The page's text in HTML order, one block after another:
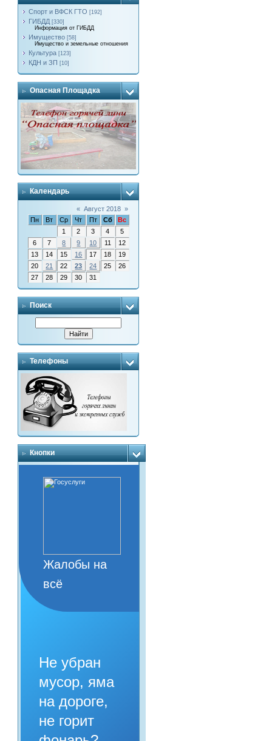
Спорт и ВФСК ГТО [192]
ГИБДД [330]
Информация от ГИБДД
Имущество [58]
Имущество и земельные отношения
Культура [123]
КДН и ЗП [10]
Опасная Площадка
Календарь
« Август 2018 »
Пн
Вт Ср Чт Пт Сб
Вс
1
2 3 4
5
6
7 8 9 10 11
12
13
14 15 16 17 18
19
20
21 22 23 24 25
26
27
28 29 30 31
Поиск
Телефоны
Кнопки
Жалобы на
всё
Не убран
мусор, яма
на дороге,
не горит